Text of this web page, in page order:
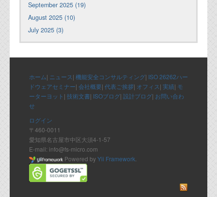
September 2025 (19)
August 2025 (10)
July 2025 (3)
ホーム| ニュース| 機能安全コンサルティング| ISO 26262ハー
ドウェアセミナー| 会社概要| 代表ご挨拶| オフィス| 実績| モ
ーターヨット | 技術文書| ISOブログ| 設計ブログ| お問い合わ
せ
ログイン
〒460-0011
愛知県名古屋市中区大須4-1-57
E-mail: info@fs-micro.com
Powered byYii Framework